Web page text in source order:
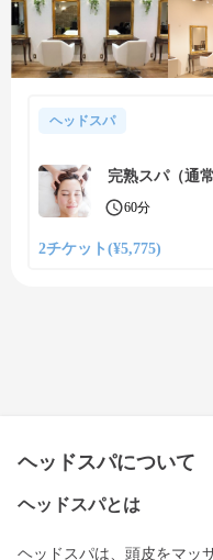
ヘッドスパ
完熟スパ（通
60分
2チケット(¥5,775)
ヘッドスパについて
ヘッドスパとは
ヘッドスパは、頭皮をマッ